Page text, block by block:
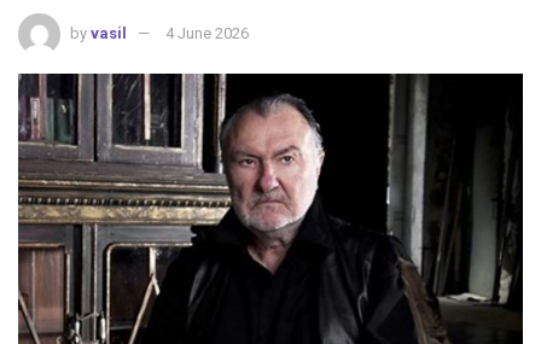
by vasil 4 June 2026